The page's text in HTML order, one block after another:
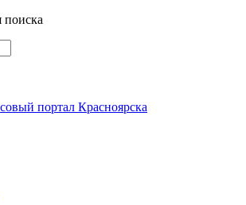
поиска
портал Красноярска